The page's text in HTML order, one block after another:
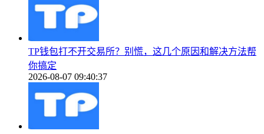
TP钱包打不开交易所？别慌，这几个原因和解决方法帮
你搞定
2026-08-07 09:40:37